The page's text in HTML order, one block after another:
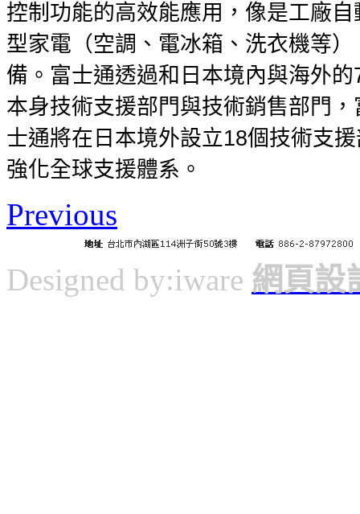
控制功能的高效能應用，像是工廠
型家電（空調、電冰箱、洗衣機等
備。富士通透過和日本境內與海外
本身技術支援部門與技術銷售部門
士通將在日本境外設立18個技術支
強化全球支援體系。
Previous
Designed by:iware 網頁設